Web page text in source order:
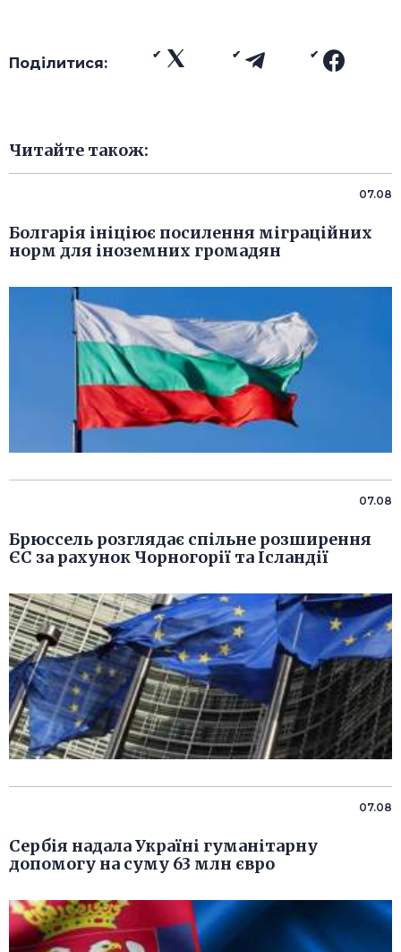
Поділитися:
Читайте також:
07.08
Болгарія ініціює посилення міграційних
норм для іноземних громадян
07.08
Брюссель розглядає спільне розширення
ЄС за рахунок Чорногорії та Ісландії
07.08
Сербія надала Україні гуманітарну
допомогу на суму 63 млн євро